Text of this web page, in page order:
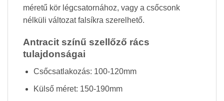
méretű kör légcsatornához, vagy a csőcsonk
nélküli változat falsíkra szerelhető.
Antracit színű szellőző rács
tulajdonságai
Csőcsatlakozás: 100-120mm
Külső méret: 150-190mm